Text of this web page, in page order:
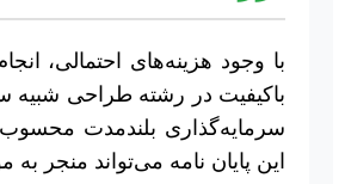
با وجود هزینه‌های احتمالی،
باکیفیت در رشته طراحی شبیه
سرمایه‌گذاری بلندمدت
این پایان نامه می‌تواند منجر به